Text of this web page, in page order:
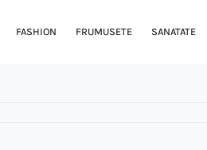
FASHION FRUMUSETE SANATATE